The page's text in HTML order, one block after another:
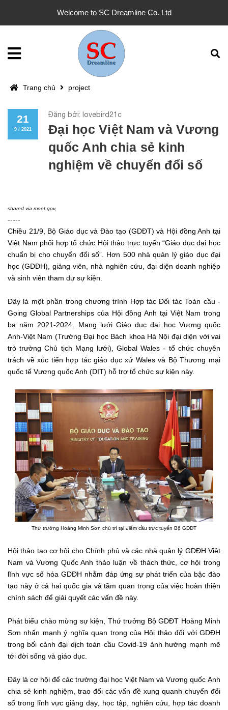
Welcome to SC Dreamline Co. Ltd
Trang chủ project
21
9 / 2021
Đăng bởi: lovebird21c
Đại học Việt Nam và Vương
quốc Anh chia sẻ kinh
nghiệm về chuyển đổi số
shared via moet.gov,
-----
Chiều 21/9, Bộ Giáo dục và Đào tạo (GDĐT) và Hội đồng Anh tại
Việt Nam phối hợp tổ chức Hội thảo trực tuyến “Giáo dục đại học
chuẩn bị cho chuyển đổi số”. Hơn 500 nhà quản lý giáo dục đại
học (GDĐH), giảng viên, nhà nghiên cứu, đại diện doanh nghiệp
và sinh viên tham dự sự kiện.
Đây là một phần trong chương trình Hợp tác Đối tác Toàn cầu -
Going Global Partnerships của Hội đồng Anh tại Việt Nam trong
ba năm 2021-2024. Mạng lưới Giáo dục đại học Vương quốc
Anh-Việt Nam (Trường Đại học Bách khoa Hà Nội đại diện với vai
trò trường Chủ tịch Mạng lưới), Global Wales - tổ chức chuyên
trách về xúc tiến hợp tác giáo dục xứ Wales và Bộ Thương mại
quốc tế Vương quốc Anh (DIT) hỗ trợ tổ chức sự kiện này.
Thứ trưởng Hoàng Minh Sơn chủ trì tại điểm cầu trực tuyến Bộ GDĐT
Hội thảo tạo cơ hội cho Chính phủ và các nhà quản lý GDĐH Việt
Nam và Vương Quốc Anh thảo luận về thách thức, cơ hội trong
lĩnh vực số hóa GDĐH nhằm đáp ứng sự phát triển của bậc đào
tạo này ở cả hai quốc gia và tầm quan trọng của việc hoàn thiện
chính sách để giải quyết các vấn đề này.
Phát biểu chào mừng sự kiện, Thứ trưởng Bộ GDĐT Hoàng Minh
Sơn nhấn mạnh ý nghĩa quan trọng của Hội thảo đối với GDĐH
trong bối cảnh đại dịch toàn cầu Covid-19 ảnh hưởng mạnh mẽ
tới đời sống và giáo dục.
Đây là cơ hội để các trường đại học Việt Nam và Vương quốc Ạnh
chia sẻ kinh nghiệm, trao đổi các vấn đề xung quanh chuyển đổi
số trong lĩnh vực giảng dạy, học tập, nghiên cứu, hợp tác doanh